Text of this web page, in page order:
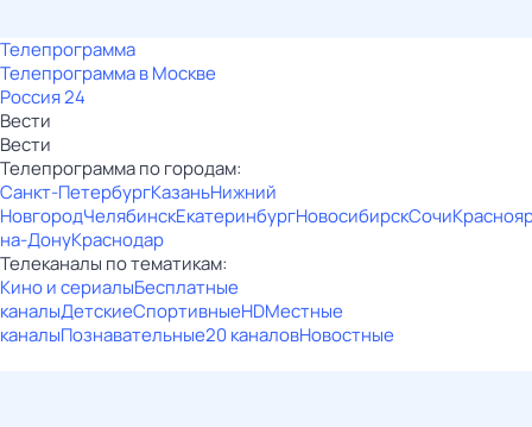
Телепрограмма
Телепрограмма в Москве
Россия 24
Вести
Вести
Телепрограмма по городам:
Санкт-ПетербургКазаньНижний
НовгородЧелябинскЕкатеринбургНовосибирскСочи
на-ДонуКраснодар
Телеканалы по тематикам:
Кино и сериалыБесплатные
каналыДетскиеСпортивныеHDМестные
каналыПознавательные20 каналовНовостные